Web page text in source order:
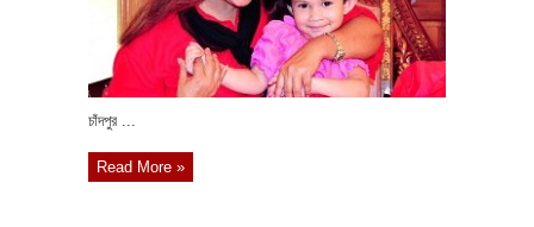
চাঁদপুর ...
Read More »